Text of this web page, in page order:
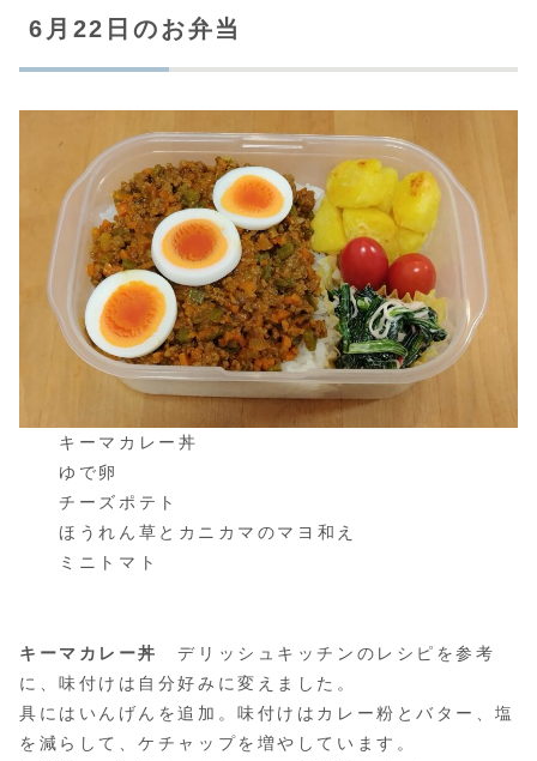
6月22日のお弁当
キーマカレー丼
ゆで卵
チーズポテト
ほうれん草とカニカマのマヨ和え
ミニトマト
キーマカレー丼
デリッシュキッチンのレシピを参考
に、味付けは自分好みに変えました。
具にはいんげんを追加。味付けはカレー粉とバター、塩
を減らして、ケチャップを増やしています。